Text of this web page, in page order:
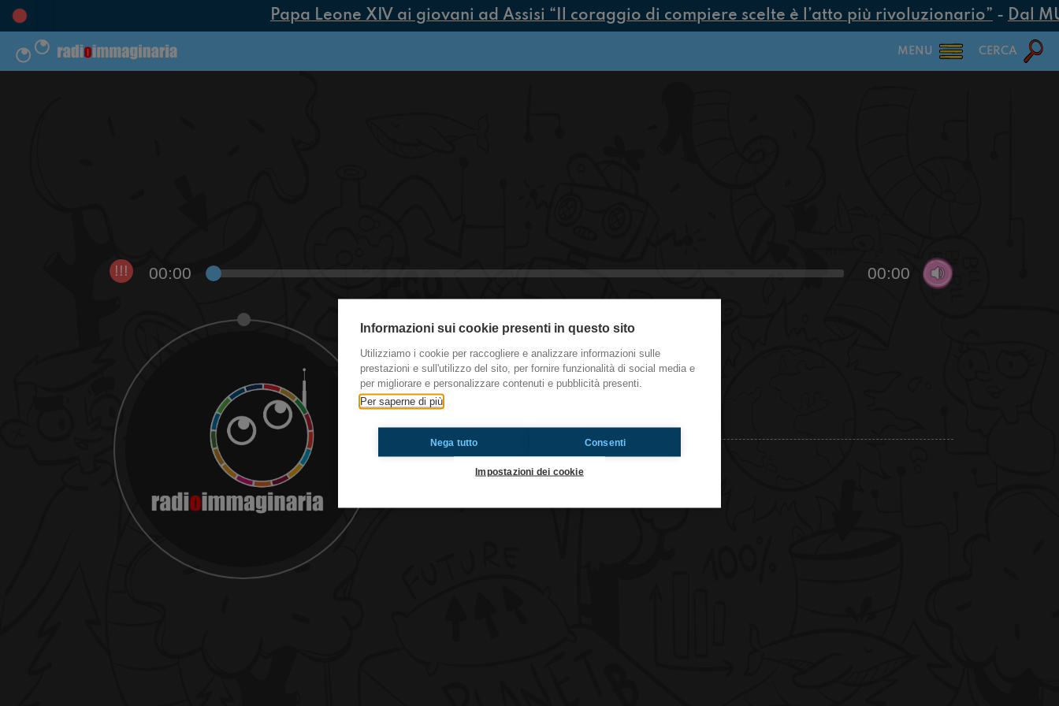
Papa Leone XIV ai giovani ad Assisi “Il coraggio di compiere scelte è l’atto più rivoluzionario”-Dal
MENU CERCA
!!! 00:00 00:00
BUON NATALE!
Ti è piaciuto? Condividilo!
Informazioni sui cookie presenti in questo sito
Utilizziamo i cookie per raccogliere e analizzare informazioni sulle
prestazioni e sull'utilizzo del sito, per fornire funzionalità di social media e
per migliorare e personalizzare contenuti e pubblicità presenti.
Per saperne di più
Nega tutto Consenti
Impostazioni dei cookie